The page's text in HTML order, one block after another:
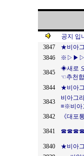
공지 입
3847
★비아
3846
※▷▶▷▶
3845
◈새로
☜추천
3844
★비아
3843
비아그
≡※비아
3842
《대
3841 ☎☎☎☎☎
3840
★비아